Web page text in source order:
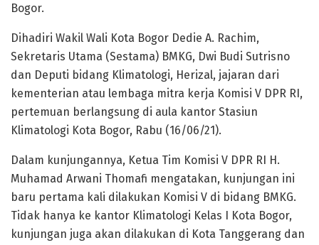
Bogor.
Dihadiri Wakil Wali Kota Bogor Dedie A. Rachim,
Sekretaris Utama (Sestama) BMKG, Dwi Budi Sutrisno
dan Deputi bidang Klimatologi, Herizal, jajaran dari
kementerian atau lembaga mitra kerja Komisi V DPR RI,
pertemuan berlangsung di aula kantor Stasiun
Klimatologi Kota Bogor, Rabu (16/06/21).
Dalam kunjungannya, Ketua Tim Komisi V DPR RI H.
Muhamad Arwani Thomafi mengatakan, kunjungan ini
baru pertama kali dilakukan Komisi V di bidang BMKG.
Tidak hanya ke kantor Klimatologi Kelas I Kota Bogor,
kunjungan juga akan dilakukan di Kota Tanggerang dan